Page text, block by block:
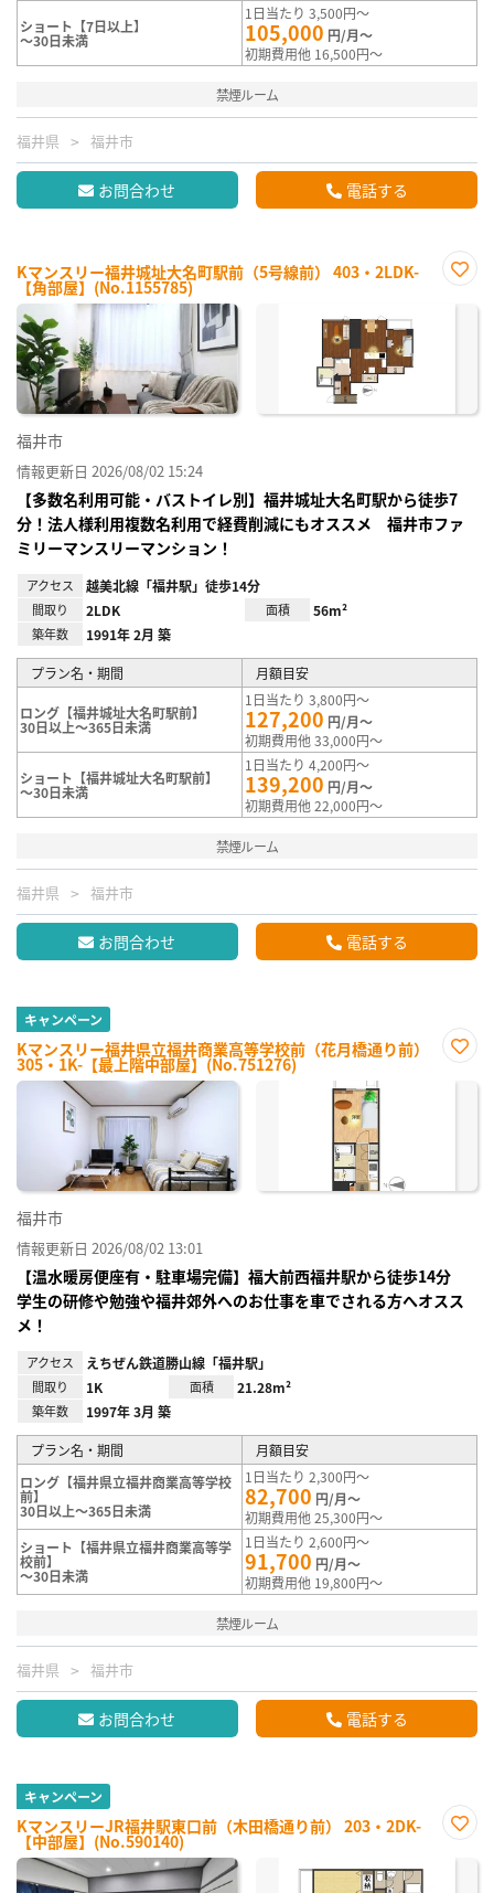
ショート【7日以上】
～30日未満
1日当たり 3,500円～
105,000 円/月～
初期費用他 16,500円～
禁煙ルーム
福井県 福井市
お問合わせ 電話する
Kマンスリー福井城址大名町駅前（5号線前） 403・2LDK-
【角部屋】(No.1155785)
に入
福井市
情報更新日 2026/08/02 15:24
【多数名利用可能・バストイレ別】福井城址大名町駅から徒歩7
分！法人様利用複数名利用で経費削減にもオススメ 福井市ファ
ミリーマンスリーマンション！
アクセス 越美北線「福井駅」徒歩14分
間取り 2LDK 面積 56m²
築年数 1991年 2月 築
プラン名・期間 月額目安
ロング【福井城址大名町駅前】
30日以上～365日未満
1日当たり 3,800円～
127,200 円/月～
初期費用他 33,000円～
ショート【福井城址大名町駅前】
～30日未満
1日当たり 4,200円～
139,200 円/月～
初期費用他 22,000円～
禁煙ルーム
福井県 福井市
お問合わせ 電話する
キャンペーン
Kマンスリー福井県立福井商業高等学校前（花月橋通り前）
305・1K-【最上階中部屋】(No.751276)
に入
福井市
情報更新日 2026/08/02 13:01
【温水暖房便座有・駐車場完備】福大前西福井駅から徒歩14分
学生の研修や勉強や福井郊外へのお仕事を車でされる方へオスス
メ！
アクセス えちぜん鉄道勝山線「福井駅」
間取り 1K 面積 21.28m²
築年数 1997年 3月 築
プラン名・期間
月額目安
ロング【福井県立福井商業高等学校
前】
30日以上～365日未満
1日当たり 2,300円～
82,700 円/月～
初期費用他 25,300円～
ショート【福井県立福井商業高等学
校前】
～30日未満
1日当たり 2,600円～
91,700 円/月～
初期費用他 19,800円～
禁煙ルーム
福井県 福井市
お問合わせ 電話する
キャンペーン
KマンスリーJR福井駅東口前（木田橋通り前） 203・2DK-
【中部屋】(No.590140)
に入